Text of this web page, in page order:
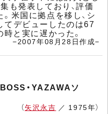
も発表しており、評価
。米国に拠点を移し、シ
てデビューしたのは67
と実に遅かった。
−2007年08月28日作成−
・YAZAWAソ
（矢沢永吉 ／ 1975年）